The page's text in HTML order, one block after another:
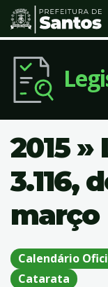
2015 »
3.116,
março
Calendário
Catarata